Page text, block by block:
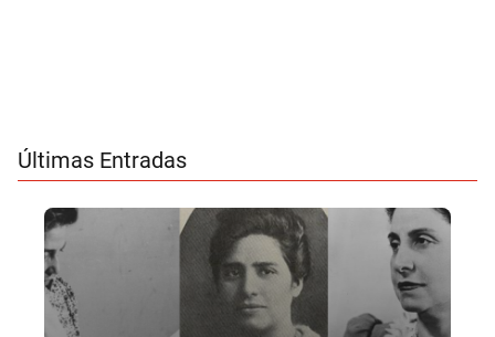
Últimas Entradas